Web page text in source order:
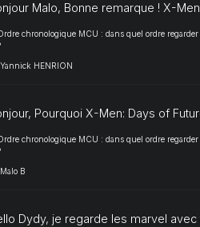
Malo, Bonne remarque ! X-
chronologique MCU : dans quel ordre
Yannick HENRION
Pourquoi X-Men: Days of
chronologique MCU : dans quel ordre
Malo B
Dydy, je regarde les marvel